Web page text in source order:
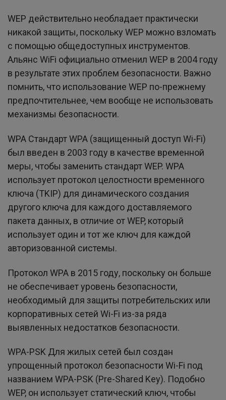
WEP действительно необладает практически
никакой защиты, поскольку WEP можно взломать
с помощью общедоступных инструментов.
Альянс WiFi официально отменил WEP в 2004 году
в результате этих проблем безопасности. Важно
помнить, что использование WEP по-прежнему
предпочтительнее, чем вообще не использовать
механизмы безопасности.
WPA Стандарт WPA (защищенный доступ Wi-Fi)
был введен в 2003 году в качестве временной
меры, чтобы заменить стандарт WEP. WPA
использует протокол целостности временного
ключа (TKIP) для динамического создания
другого ключа для каждого доставляемого
пакета данных, в отличие от WEP, который
использует один и тот же ключ для каждой
авторизованной системы.
Протокол WPA в 2015 году, поскольку он больше
не обеспечивает уровень безопасности,
необходимый для защиты потребительских или
корпоративных сетей Wi-Fi из-за ряда
выявленных недостатков безопасности.
WPA-PSK Для жилых сетей был создан
упрощенный протокол безопасности Wi-Fi под
названием WPA-PSK (Pre-Shared Key). Подобно
WEP, он использует статический ключ, чтобы